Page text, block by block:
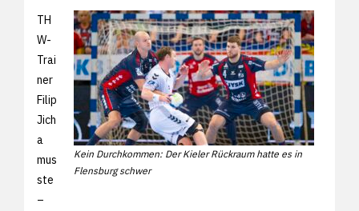
Kein Durchkommen: Der Kieler Rückraum hatte es in
Flensburg schwer
TH
W-
Trai
ner
Filip
Jich
a
mus
ste
–